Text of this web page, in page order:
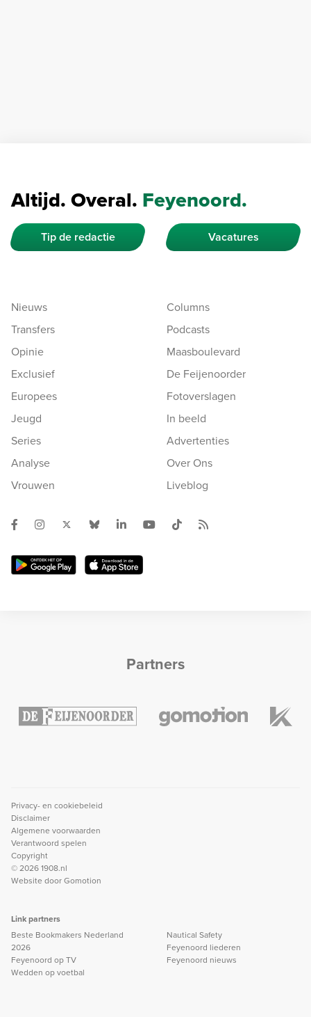
Altijd. Overal. Feyenoord.
Tip de redactie Vacatures
Nieuws
Transfers
Opinie
Exclusief
Europees
Jeugd
Series
Analyse
Vrouwen
Columns
Podcasts
Maasboulevard
De Feijenoorder
Fotoverslagen
In beeld
Advertenties
Over Ons
Liveblog
Partners
Privacy- en cookiebeleid
Disclaimer
Algemene voorwaarden
Verantwoord spelen
Copyright
© 2026 1908.nl
Website doorGomotion
Link partners
Beste Bookmakers Nederland
2026
Feyenoord op TV
Wedden op voetbal
Nautical Safety
Feyenoord liederen
Feyenoord nieuws